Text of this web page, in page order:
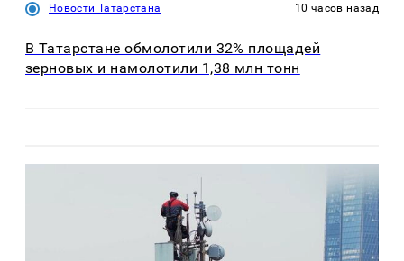
Новости Татарстана 10 часов назад
В Татарстане обмолотили 32% площадей
зерновых и намолотили 1,38 млн тонн